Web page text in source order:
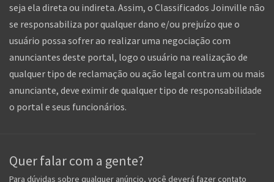
seja ela direta ou indireta. Assim, o Classificados Joinville não
se responsabiliza por qualquer dano e/ou prejuízo que o
usuário possa sofrer ao realizar uma negociação com
anunciantes deste portal, logo o usuário na realização de
qualquer tipo de reclamação ou ação legal contra um ou mais
anunciante, deve eximir de qualquer tipo de responsabilidade
o portal e seus funcionários.
Quer falar com a gente?
Para dúvidas sobre qualquer anúncio, você deverá fazer contato